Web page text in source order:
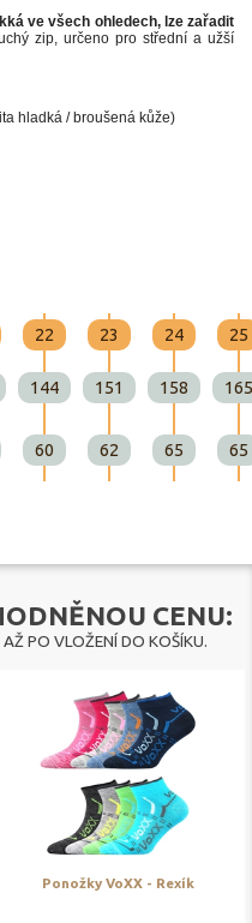
ve všech ohledech, lze zařadit
zip, určeno pro střední a užší
hladká / broušená kůže)
22 23 24 25
144 151 158 165
60 62 65 65
CENU:
PO VLOŽENÍ DO KOŠÍKU.
Ponožky VoXX - Rexík